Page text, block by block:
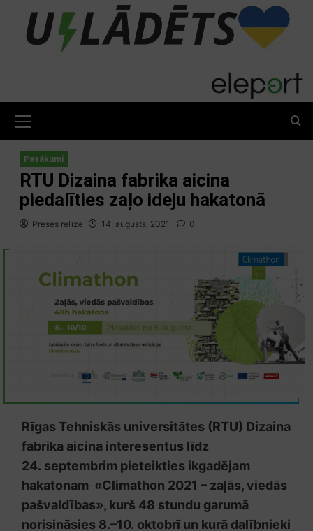
content
Menu
Pasākumi
RTU Dizaina fabrika aicina
piedalīties zaļo ideju hakatonā
Preses relīze 14. augusts, 2021. 0
Rīgas Tehniskās universitātes (RTU) Dizaina
fabrika aicina interesentus līdz
24. septembrim pieteikties ikgadējam
hakatonam «Climathon 2021 – zaļās, viedās
pašvaldības», kurš 48 stundu garumā
norisināsies 8.–10. oktobrī un kurā dalībnieki